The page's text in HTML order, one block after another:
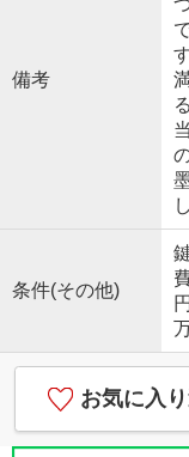
備考
条件(その他)
お気に入